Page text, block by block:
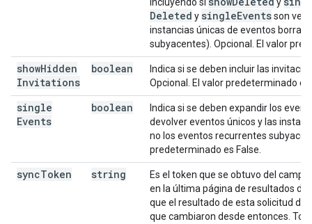
Deleted y singleEventsson
instancias únicas de eventos
subyacentes). Opcional. El valor
showHidden
Invitations
boolean
Indica si se deben incluir las
Opcional. El valor predeterminado es
single
Events
boolean
Indica si se deben expandir los
devolver eventos únicos y las
no los eventos recurrentes
predeterminado es False.
syncToken string Es el token que se obtuvo del campo
en la última página de resultados de
que el resultado de esta solicitud de
que cambiaron desde entonces.